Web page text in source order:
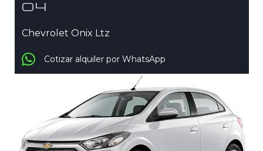
04
Chevrolet Onix Ltz
Cotizar alquiler por WhatsApp